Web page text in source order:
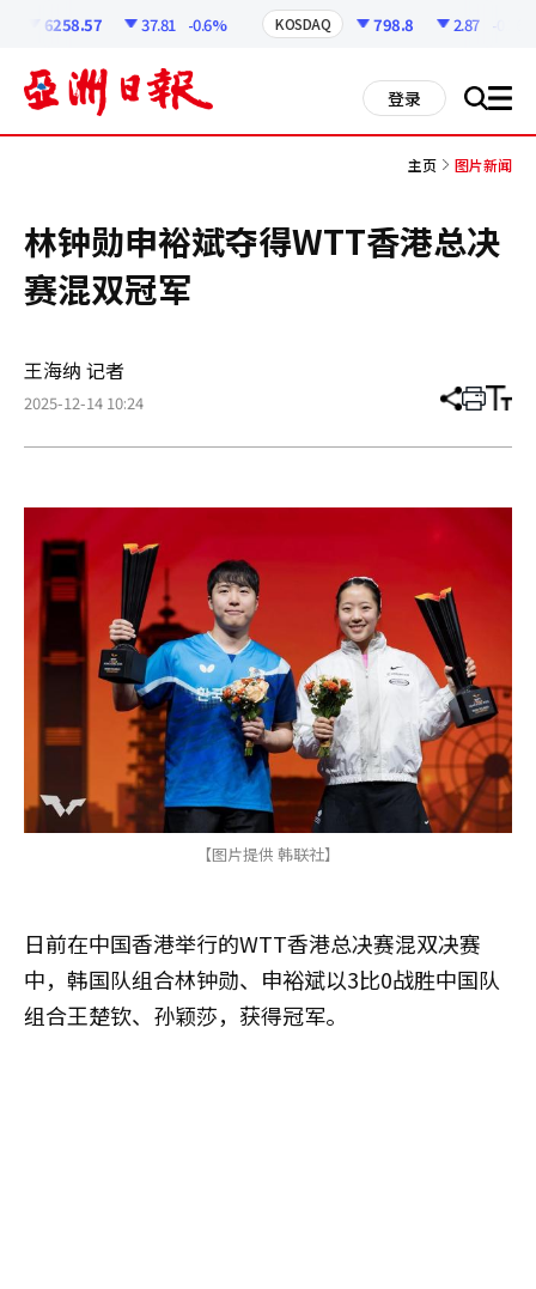
6258.57 37.81 -0.6% KOSDAQ 798.8 2.87 -0.36%
登录 搜 all
主页 图片新闻
林钟勋申裕斌夺得WTT香港总决
赛混双冠军
王海纳 记者
2025-12-14 10:24 分
章
打 调
小
【图片提供 韩联社】
日前在中国香港举行的WTT香港总决赛混双决赛
中，韩国队组合林钟勋、申裕斌以3比0战胜中国队
组合王楚钦、孙颖莎，获得冠军。